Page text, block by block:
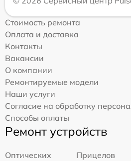
Стоимость ремонта
Оплата и доставка
Контакты
Вакансии
О компании
Ремонтируемые модели
Наши услуги
Согласие на обработку
Способы оплаты
Ремонт устройств
Оптических
Прицелов